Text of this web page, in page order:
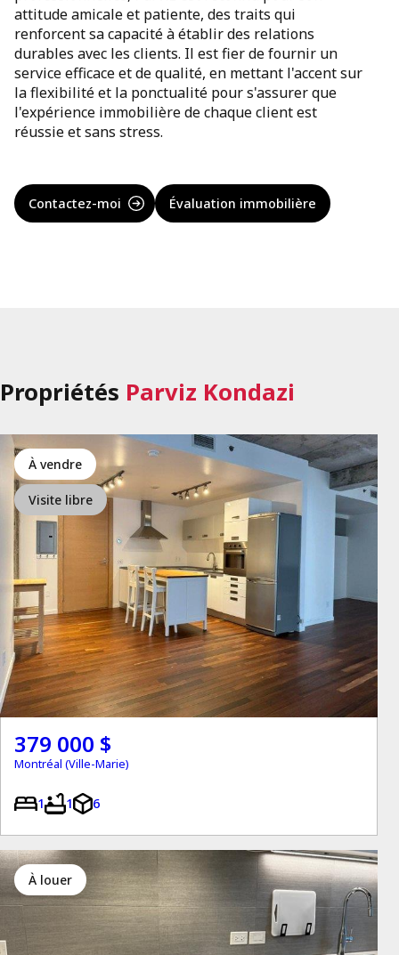
attitude amicale et patiente, des traits qui
renforcent sa capacité à établir des relations
durables avec les clients. Il est fier de fournir un
service efficace et de qualité, en mettant l'accent sur
la flexibilité et la ponctualité pour s'assurer que
l'expérience immobilière de chaque client est
réussie et sans stress.
Contactez-moi Évaluation immobilière
Propriétés Parviz Kondazi
à vendre
Visite libre
379 000 $
Montréal (Ville-Marie)
1 1 6
à louer